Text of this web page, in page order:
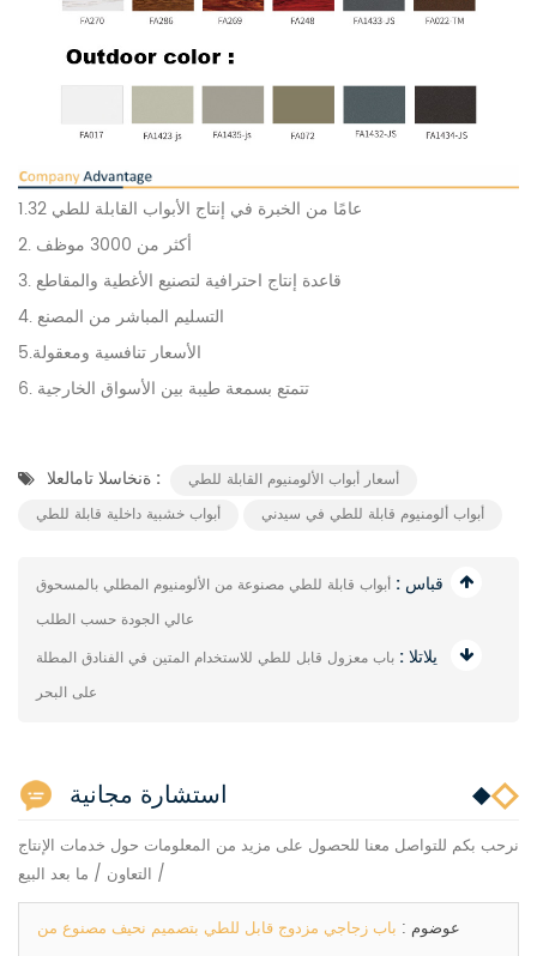
1.32 عامًا من الخبرة في إنتاج الأبواب القابلة للطي
2. أكثر من 3000 موظف
3. قاعدة إنتاج احترافية لتصنيع الأغطية والمقاطع
4. التسليم المباشر من المصنع
5.الأسعار تنافسية ومعقولة
6. تتمتع بسمعة طيبة بين الأسواق الخارجية
ةنخاسلا تامالعلا :
أسعار أبواب الألومنيوم القابلة للطي
أبواب خشبية داخلية قابلة للطي
أبواب ألومنيوم قابلة للطي في سيدني
قباس : أبواب قابلة للطي مصنوعة من الألومنيوم المطلي بالمسحوق
عالي الجودة حسب الطلب
يلاتلا : باب معزول قابل للطي للاستخدام المتين في الفنادق المطلة
على البحر
استشارة مجانية
نرحب بكم للتواصل معنا للحصول على مزيد من المعلومات حول خدمات الإنتاج
/ التعاون / ما بعد البيع
عوضوم : باب زجاجي مزدوج قابل للطي بتصميم نحيف مصنوع من